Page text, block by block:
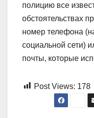
полицию все
обстоятельствах
номер телефона
социальной сети)
почты, которые
Post Views: 178